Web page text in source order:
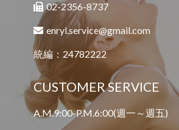
02-2356-8737
enryl.service@gmail.com
統編：24782222
CUSTOMER SERVICE
A.M.9:00-P.M.6:00(週一～週五)